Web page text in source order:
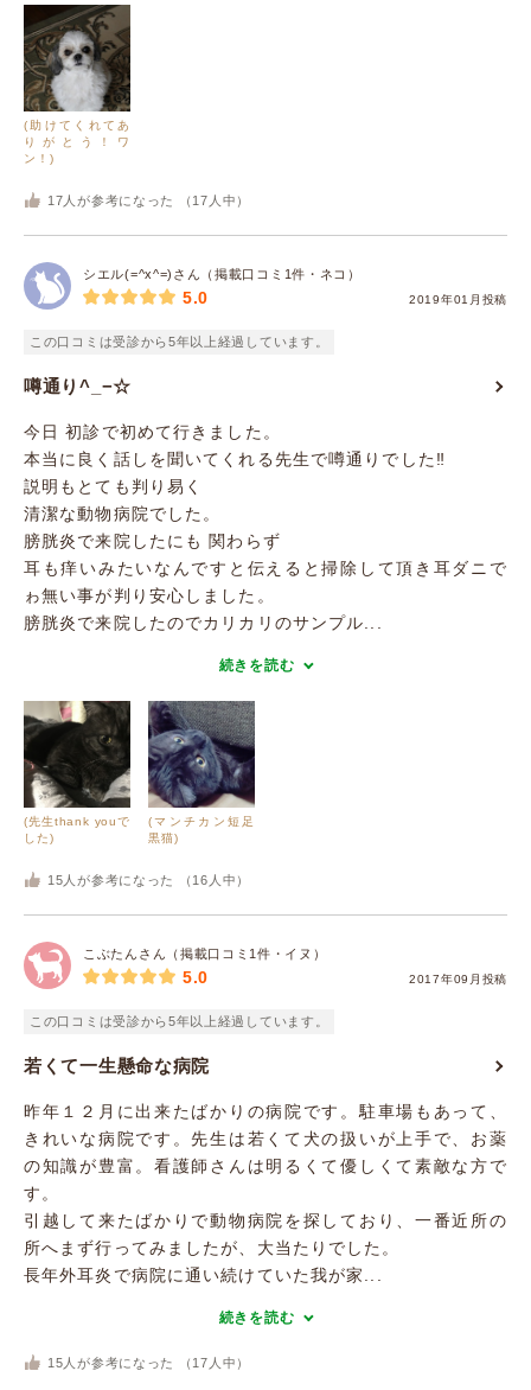
(助けてくれてあ
りがとう！ワ
ン！)
17 人が参考になった （ 17 人中）
シエル(=^x^=)さん（掲載口コミ1件・ネコ）
2019年01月投稿
5.0
この口コミは受診から5年以上経過しています。
噂通り^_−☆
今日 初診で初めて行きました。
本当に良く話しを聞いてくれる先生で噂通りでした‼️
説明もとても判り易く
清潔な動物病院でした。
膀胱炎で来院したにも 関わらず
耳も痒いみたいなんですと伝えると掃除して頂き耳ダニで
ゎ無い事が判り安心しました。
膀胱炎で来院したのでカリカリのサンプル...
続きを読む
(先生thank youで
した)
(マンチカン短足
黒猫)
15 人が参考になった （ 16 人中）
こぶたんさん（掲載口コミ1件・イヌ）
2017年09月投稿
5.0
この口コミは受診から5年以上経過しています。
若くて一生懸命な病院
昨年１２月に出来たばかりの病院です。駐車場もあって、
きれいな病院です。先生は若くて犬の扱いが上手で、お薬
の知識が豊富。看護師さんは明るくて優しくて素敵な方で
す。
引越して来たばかりで動物病院を探しており、一番近所の
所へまず行ってみましたが、大当たりでした。
長年外耳炎で病院に通い続けていた我が家...
続きを読む
15 人が参考になった （ 17 人中）